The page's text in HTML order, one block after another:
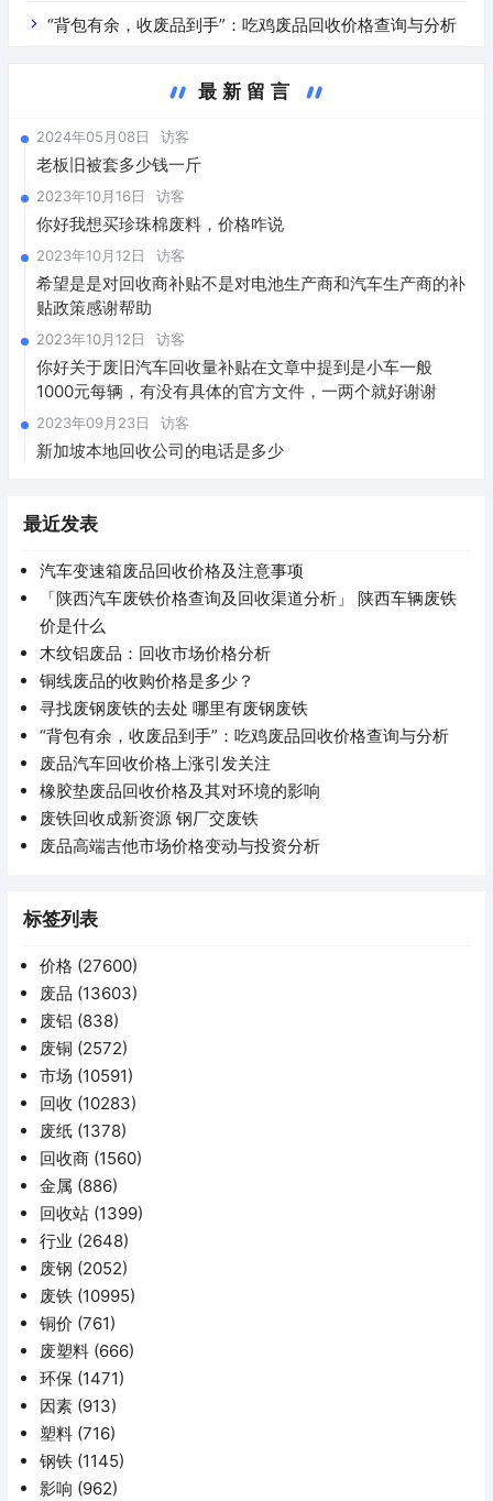
“背包有余，收废品到手”：吃鸡废品回收价格查询与分析
最新留言
2024年05月08日 访客
老板旧被套多少钱一斤
2023年10月16日 访客
你好我想买珍珠棉废料，价格咋说
2023年10月12日 访客
希望是是对回收商补贴不是对电池生产商和汽车生产商的补
贴政策感谢帮助
2023年10月12日 访客
你好关于废旧汽车回收量补贴在文章中提到是小车一般
1000元每辆，有没有具体的官方文件，一两个就好谢谢
2023年09月23日 访客
新加坡本地回收公司的电话是多少
最近发表
汽车变速箱废品回收价格及注意事项
「陕西汽车废铁价格查询及回收渠道分析」 陕西车辆废铁
价是什么
木纹铝废品：回收市场价格分析
铜线废品的收购价格是多少？
寻找废钢废铁的去处 哪里有废钢废铁
“背包有余，收废品到手”：吃鸡废品回收价格查询与分析
废品汽车回收价格上涨引发关注
橡胶垫废品回收价格及其对环境的影响
废铁回收成新资源 钢厂交废铁
废品高端吉他市场价格变动与投资分析
标签列表
价格 (27600)
废品 (13603)
废铝 (838)
废铜 (2572)
市场 (10591)
回收 (10283)
废纸 (1378)
回收商 (1560)
金属 (886)
回收站 (1399)
行业 (2648)
废钢 (2052)
废铁 (10995)
铜价 (761)
废塑料 (666)
环保 (1471)
因素 (913)
塑料 (716)
钢铁 (1145)
影响 (962)